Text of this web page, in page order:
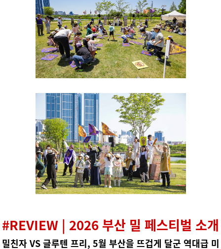
#REVIEW | 2026 부산 밀 페스티벌 소개
밀친자 VS 글루텐 프리, 5월 부산을 뜨겁게 달군 역대급 미